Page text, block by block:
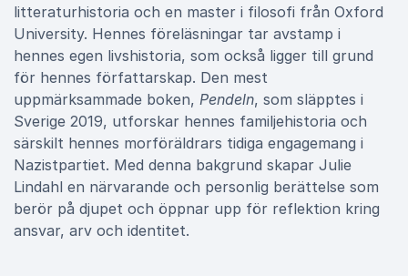
litteraturhistoria och en master i filosofi från Oxford
University. Hennes föreläsningar tar avstamp i
hennes egen livshistoria, som också ligger till grund
för hennes författarskap. Den mest
uppmärksammade boken, Pendeln, som släpptes i
Sverige 2019, utforskar hennes familjehistoria och
särskilt hennes morföräldrars tidiga engagemang i
Nazistpartiet. Med denna bakgrund skapar Julie
Lindahl en närvarande och personlig berättelse som
berör på djupet och öppnar upp för reflektion kring
ansvar, arv och identitet.